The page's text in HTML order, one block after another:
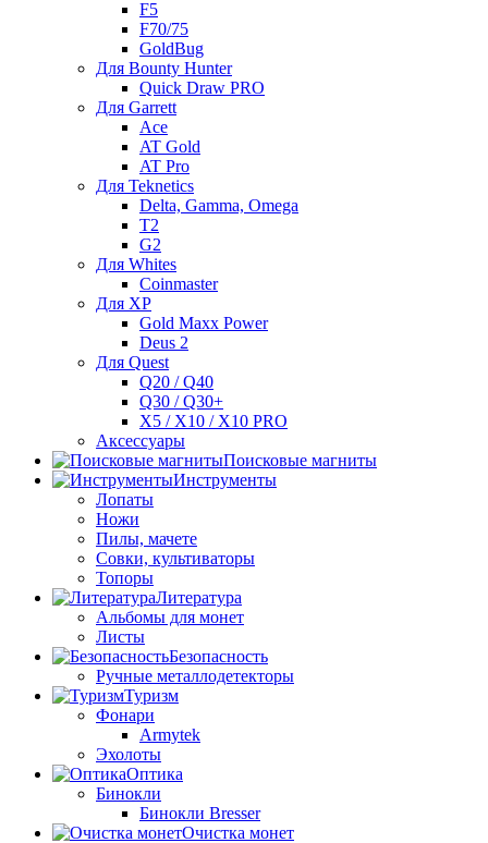
F5
F70/75
GoldBug
Для Bounty Hunter
Quick Draw PRO
Для Garrett
Ace
AT Gold
AT Pro
Для Teknetics
Delta, Gamma, Omega
Т2
G2
Для Whites
Coinmaster
Для XP
Gold Maxx Power
Deus 2
Для Quest
Q20 / Q40
Q30 / Q30+
X5 / X10 / X10 PRO
Аксессуары
Поисковые магниты
Инструменты
Лопаты
Ножи
Пилы, мачете
Совки, культиваторы
Топоры
Литература
Альбомы для монет
Листы
Безопасность
Ручные металлодетекторы
Туризм
Фонари
Armytek
Эхолоты
Оптика
Бинокли
Бинокли Bresser
Очистка монет